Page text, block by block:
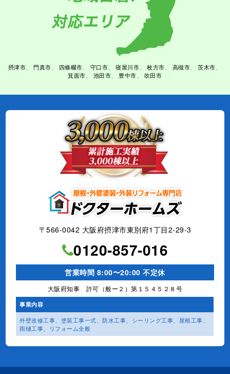
摂津市 門真市 四條畷市 守口市 寝屋川市 枚方市 高槻市
茨木市
箕面市
池田市 豊中市 吹田市
〒566-0042 大阪府摂津市東別府1丁目2-29-3
0120-857-016
営業時間 8:00〜20:00 不定休
大阪府知事 許可（般ー２）第１５４５２８号
事業内容
外壁改修工事、塗装工事⼀式、防水工事、シーリング工事、 屋根工事、
雨樋工事、
リフォーム全般